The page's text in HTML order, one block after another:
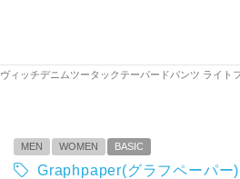
ィッチデニムツータックテーパードパンツ ライト
MEN WOMEN BASIC
Graphpaper(グラフペーパー)